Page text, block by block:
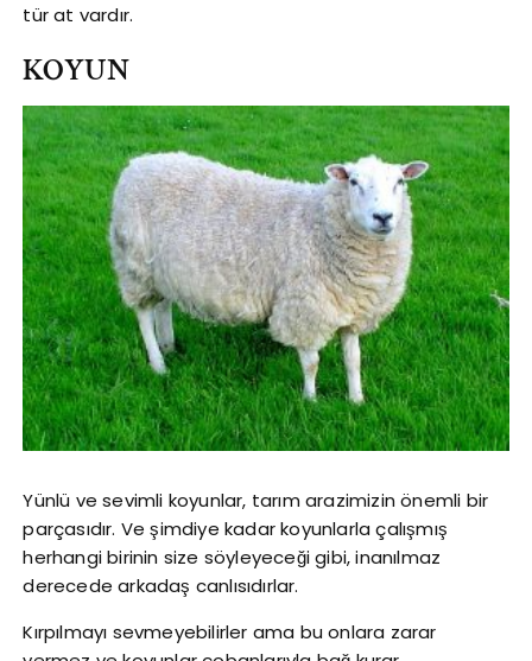
tür at vardır.
KOYUN
Yünlü ve sevimli koyunlar, tarım arazimizin önemli bir
parçasıdır. Ve şimdiye kadar koyunlarla çalışmış
herhangi birinin size söyleyeceği gibi, inanılmaz
derecede arkadaş canlısıdırlar.
Kırpılmayı sevmeyebilirler ama bu onlara zarar